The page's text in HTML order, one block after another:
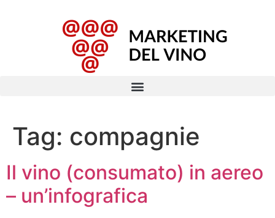
Tag: compagnie
Il vino (consumato) in aereo
– un’infografica